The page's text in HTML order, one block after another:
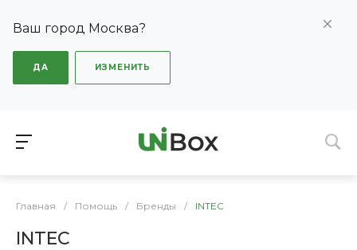
Ваш город Москва?
ДА ИЗМЕНИТЬ
Главная / Помощь / Бренды / INTEC
INTEC